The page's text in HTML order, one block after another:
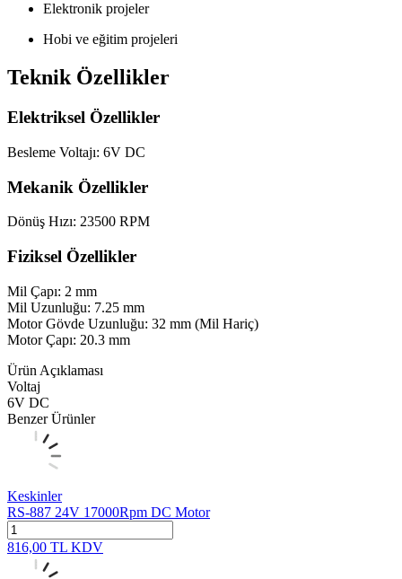
Elektronik projeler
Hobi ve eğitim projeleri
Teknik Özellikler
Elektriksel Özellikler
Besleme Voltajı: 6V DC
Mekanik Özellikler
Dönüş Hızı: 23500 RPM
Fiziksel Özellikler
Mil Çapı: 2 mm
Mil Uzunluğu: 7.25 mm
Motor Gövde Uzunluğu: 32 mm (Mil Hariç)
Motor Çapı: 20.3 mm
Ürün Açıklaması
Voltaj
6V DC
Benzer Ürünler
Keskinler
RS-887 24V 17000Rpm DC Motor
816,00 TL KDV